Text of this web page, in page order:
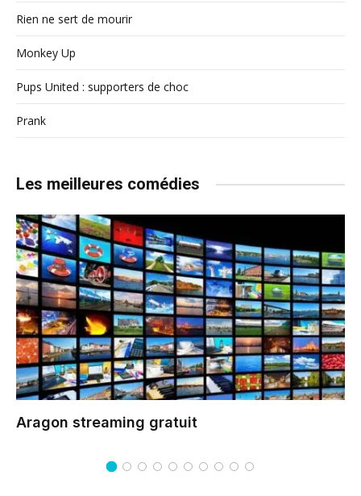
Rien ne sert de mourir
Monkey Up
Pups United : supporters de choc
Prank
Les meilleures comédies
Aragon streaming gratuit